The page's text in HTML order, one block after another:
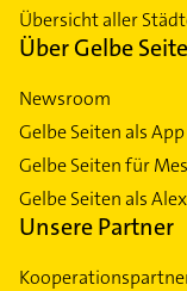
Übersicht aller
Über Gelbe
Newsroom
Gelbe Seiten als App
Gelbe Seiten für
Gelbe Seiten als
Unsere Partner